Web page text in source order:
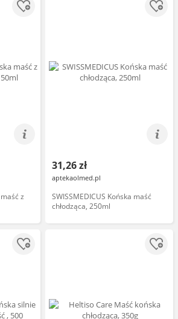
z
31,26 zł
aptekaolmed.pl
SWISSMEDICUS Końska maść
chłodząca, 250ml